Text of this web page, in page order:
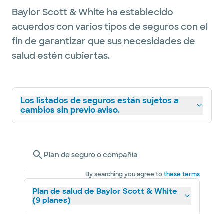
Baylor Scott & White ha establecido
acuerdos con varios tipos de seguros con el
fin de garantizar que sus necesidades de
salud estén cubiertas.
Los listados de seguros están sujetos a
cambios sin previo aviso.
Plan de seguro o compañía
By searching you agree tothese terms
Plan de salud de Baylor Scott & White
(9 planes)